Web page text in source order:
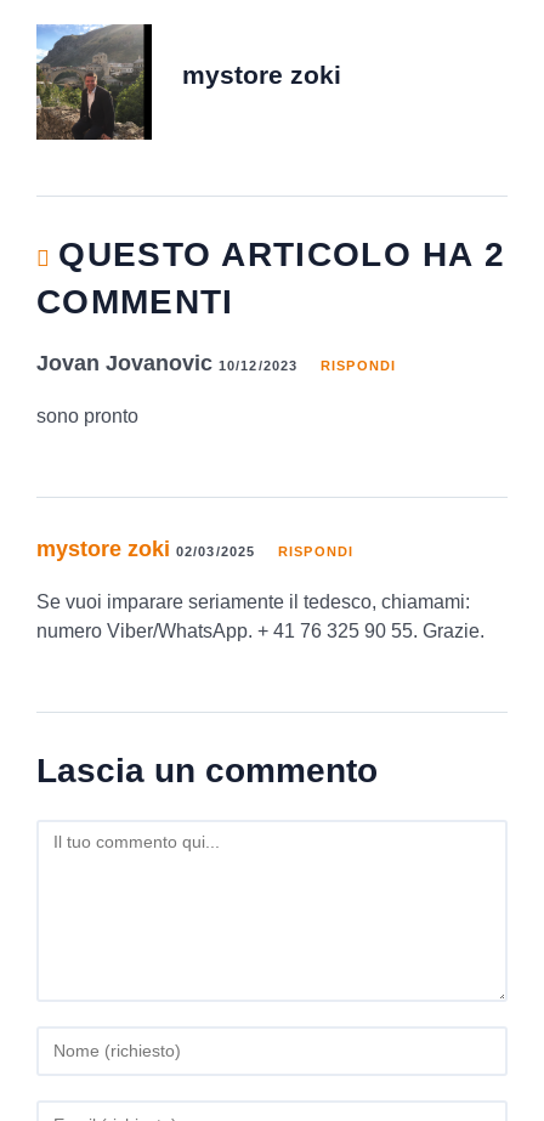
mystore zoki
QUESTO ARTICOLO HA 2
COMMENTI
Jovan Jovanovic 10/12/2023 RISPONDI
sono pronto
mystore zoki 02/03/2025 RISPONDI
Se vuoi imparare seriamente il tedesco, chiamami:
numero Viber/WhatsApp. + 41 76 325 90 55. Grazie.
Lascia un commento